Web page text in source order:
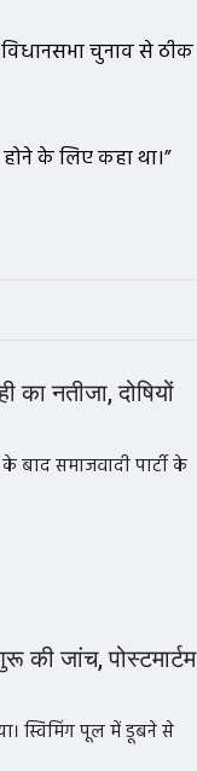
चुनाव से ठीक
के लिए कहा था।”
का नतीजा, दोषियों
समाजवादी पार्टी के
की जांच, पोस्टमार्टम
स्विमिंग पूल में डूबने से